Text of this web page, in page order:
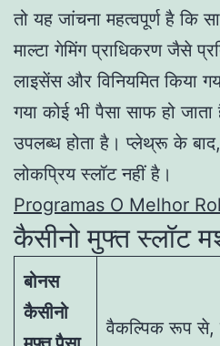
तो यह जांचना महत्वपूर्ण है
माल्टा गेमिंग प्राधिकरण जैसे
लाइसेंस और विनियमित किया
गया कोई भी पैसा साफ हो
उपलब्ध होता है। प्लेथ्रू के
लोकप्रिय स्लॉट नहीं है।
Programas O Melhor
कैसीनो मुफ्त स्लॉट
बोनस
कैसीनो
वैकल्पिक रूप से,